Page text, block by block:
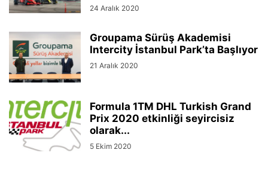
24 Aralık 2020
Groupama Sürüş Akademisi
Intercity İstanbul Park’ta Başlıyor
21 Aralık 2020
Formula 1TM DHL Turkish Grand
Prix 2020 etkinliği seyircisiz
olarak...
5 Ekim 2020